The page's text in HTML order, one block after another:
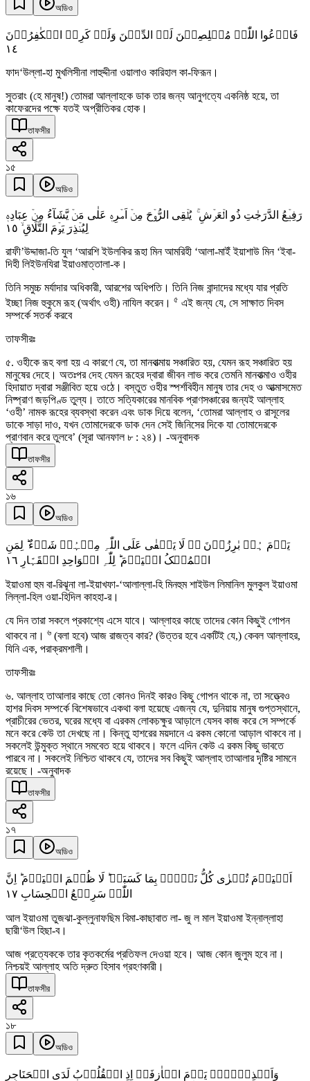
অডিও
فَادۡعُوا اللّٰہَ مُخۡلِصِیۡنَ لَہُ الدِّیۡنَ وَلَوۡ کَرِہَ الۡکٰفِرُوۡنَ
١٤
ফাদ‘উল্লা-হা মুখলিসীনা লাহুদ্দীনা ওয়ালাও কারিহাল কা-ফিরূন।
সুতরাং (হে মানুষ!) তোমরা আল্লাহকে ডাক তার জন্য আনুগত্যে একনিষ্ঠ হয়ে, তা
কাফেরদের পক্ষে যতই অপ্রীতিকর হোক।
তাফসীর
১৫
অডিও
رَفِیۡعُ الدَّرَجٰتِ ذُو الۡعَرۡشِ ۚ یُلۡقِی الرُّوۡحَ مِنۡ اَمۡرِہٖ عَلٰی مَنۡ یَّشَآءُ مِنۡ عِبَادِہٖ
لِیُنۡذِرَ یَوۡمَ التَّلَاقِ ۙ ١٥
রাফী’উদ্দাজা-তি যুল ‘আরশি ইউলকির রূহা মিন আমরিহী ‘আলা-মাইঁ ইয়াশাউ মিন ‘ইবা-
দিহী লিইউনযিরা ইয়াওমাত্তালা-ক।
তিনি সমুচ্চ মর্যাদার অধিকারী, আরশের অধিপতি। তিনি নিজ বান্দাদের মধ্যে যার প্রতি
ইচ্ছা নিজ হুকুমে রূহ (অর্থাৎ ওহী) নাযিল করেন। ৫ এই জন্য যে, সে সাক্ষাত দিবস
সম্পর্কে সতর্ক করবে
তাফসীরঃ
৫. ওহীকে রূহ বলা হয় এ কারণে যে, তা মানবাত্মায় সঞ্চারিত হয়, যেমন রূহ সঞ্চারিত হয়
মানুষের দেহে। অতঃপর দেহ যেমন রূহের দ্বারা জীবন লাভ করে তেমনি মানবাত্মাও ওহীর
হিদায়াত দ্বারা সঞ্জীবিত হয়ে ওঠে। বস্তুত ওহীর স্পর্শবিহীন মানুষ তার দেহ ও আত্মাসমেত
নিষ্প্রাণ জড়পিণ্ড তুল্য। তাতে সত্যিকারের মানবিক প্রাণসঞ্চারের জন্যই আল্লাহ
‘ওহী’ নামক রূহের ব্যবস্থা করেন এবং ডাক দিয়ে বলেন, ‘তোমরা আল্লাহ ও রাসূলের
ডাকে সাড়া দাও, যখন তোমাদেরকে ডাক দেন সেই জিনিসের দিকে যা তোমাদেরকে
প্রাণবান করে তুলবে’ (সূরা আনফাল ৮ : ২৪)। -অনুবাদক
তাফসীর
১৬
অডিও
یَوۡمَ ہُمۡ بٰرِزُوۡنَ ۬ۚ لَا یَخۡفٰی عَلَی اللّٰہِ مِنۡہُمۡ شَیۡءٌ ؕ لِمَنِ
الۡمُلۡکُ الۡیَوۡمَ ؕ لِلّٰہِ الۡوَاحِدِ الۡقَہَّارِ ١٦
ইয়াওমা হুম বা-রিঝূনা লা-ইয়াখফা-‘আলাল্লা-হি মিনহুম শাইউল লিমানিল মুলকুল ইয়াওমা
লিল্লা-হিল ওয়া-হিদিল কাহহা-র।
যে দিন তারা সকলে প্রকাশ্যে এসে যাবে। আল্লাহর কাছে তাদের কোন কিছুই গোপন
থাকবে না। ৬ (বলা হবে) আজ রাজত্ব কার? (উত্তর হবে একটিই যে,) কেবল আল্লাহর,
যিনি এক, পরাক্রমশালী।
তাফসীরঃ
৬. আল্লাহ তাআলার কাছে তো কোনও দিনই কারও কিছু গোপন থাকে না, তা সত্ত্বেও
হাশর দিবস সম্পর্কে বিশেষভাবে একথা বলা হয়েছে এজন্য যে, দুনিয়ায় মানুষ গুপ্তস্থানে,
প্রাচীরের ভেতর, ঘরের মধ্যে বা এরকম লোকচক্ষুর আড়ালে যেসব কাজ করে সে সম্পর্কে
মনে করে কেউ তা দেখছে না। কিন্তু হাশরের ময়দানে এ রকম কোনো আড়াল থাকবে না।
সকলেই উন্মুক্ত স্থানে সমবেত হয়ে থাকবে। ফলে এদিন কেউ এ রকম কিছু ভাবতে
পারবে না। সকলেই নিশ্চিত থাকবে যে, তাদের সব কিছুই আল্লাহ তাআলার দৃষ্টির সামনে
রয়েছে। -অনুবাদক
তাফসীর
১৭
অডিও
اَلۡیَوۡمَ تُجۡزٰی کُلُّ نَفۡسٍۭ بِمَا کَسَبَتۡ ؕ لَا ظُلۡمَ الۡیَوۡمَ ؕ اِنَّ
اللّٰہَ سَرِیۡعُ الۡحِسَابِ ١٧
আল ইয়াওমা তুজঝা-কুল্লুনাফছিম বিমা-কাছাবাত লা- জু ল মাল ইয়াওমা ইন্নাল্লাহা
ছারী‘উল হিছা-ব।
আজ প্রত্যেককে তার কৃতকর্মের প্রতিফল দেওয়া হবে। আজ কোন জুলুম হবে না।
নিশ্চয়ই আল্লাহ অতি দ্রুত হিসাব গ্রহণকারী।
তাফসীর
১৮
অডিও
وَاَنۡذِرۡہُمۡ یَوۡمَ الۡاٰزِفَۃِ اِذِ الۡقُلُوۡبُ لَدَی الۡحَنَاجِرِ